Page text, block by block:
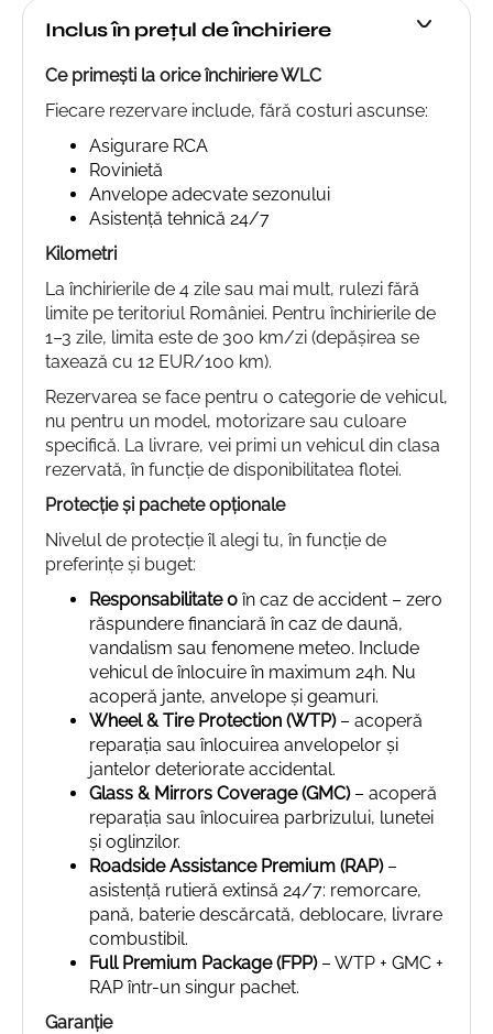
Inclus în prețul de închiriere
Ce primești la orice închiriere WLC
Fiecare rezervare include, fără costuri ascunse:
Asigurare RCA
Rovinietă
Anvelope adecvate sezonului
Asistență tehnică 24/7
Kilometri
La închirierile de 4 zile sau mai mult, rulezi fără
limite pe teritoriul României. Pentru închirierile de
1–3 zile, limita este de 300 km/zi (depășirea se
taxează cu 12 EUR/100 km).
Rezervarea se face pentru o categorie de vehicul,
nu pentru un model, motorizare sau culoare
specifică. La livrare, vei primi un vehicul din clasa
rezervată, în funcție de disponibilitatea flotei.
Protecție și pachete opționale
Nivelul de protecție îl alegi tu, în funcție de
preferințe și buget:
Responsabilitate 0 în caz de accident – zero
răspundere financiară în caz de daună,
vandalism sau fenomene meteo. Include
vehicul de înlocuire în maximum 24h. Nu
acoperă jante, anvelope și geamuri.
Wheel & Tire Protection (WTP)– acoperă
reparația sau înlocuirea anvelopelor și
jantelor deteriorate accidental.
Glass & Mirrors Coverage (GMC)– acoperă
reparația sau înlocuirea parbrizului, lunetei
și oglinzilor.
Roadside Assistance Premium (RAP)–
asistență rutieră extinsă 24/7: remorcare,
pană, baterie descărcată, deblocare, livrare
combustibil.
Full Premium Package (FPP)– WTP + GMC +
RAP într-un singur pachet.
Garanție